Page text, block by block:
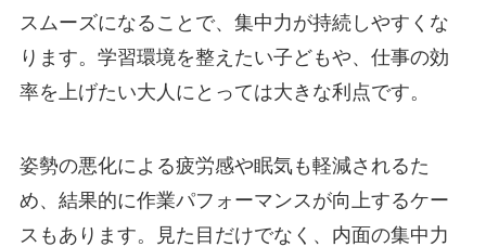
スムーズになることで、集中力が持続しやすくな
ります。学習環境を整えたい子どもや、仕事の効
率を上げたい大人にとっては大きな利点です。
姿勢の悪化による疲労感や眠気も軽減されるた
め、結果的に作業パフォーマンスが向上するケー
スもあります。見た目だけでなく、内面の集中力